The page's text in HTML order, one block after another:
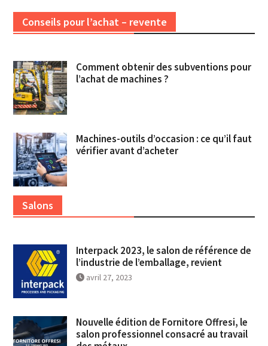
Conseils pour l’achat – revente
Comment obtenir des subventions pour
l’achat de machines ?
Machines-outils d’occasion : ce qu’il faut
vérifier avant d’acheter
Salons
Interpack 2023, le salon de référence de
l’industrie de l’emballage, revient
avril 27, 2023
Nouvelle édition de Fornitore Offresi, le
salon professionnel consacré au travail